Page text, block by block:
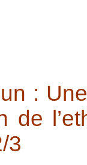
:
de
3